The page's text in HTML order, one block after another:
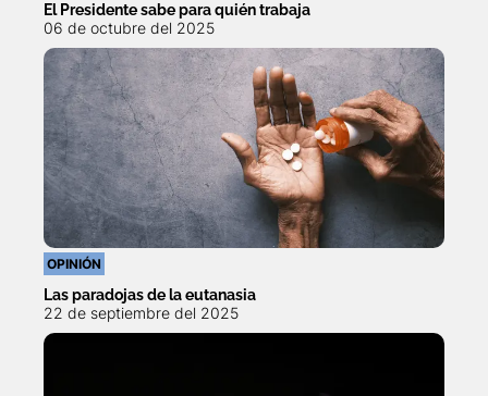
El Presidente sabe para quién trabaja
06 de octubre del 2025
OPINIÓN
Las paradojas de la eutanasia
22 de septiembre del 2025